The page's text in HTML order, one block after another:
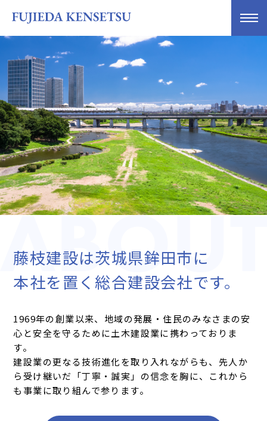
藤枝建設は茨城県鉾⽥市に
本社を置く総合建設会社です。
1969年の創業以来、地域の発展・住民のみなさまの安
心と安全を守るために土木建設業に携わっておりま
す。
建設業の更なる技術進化を取り入れながらも、先人か
ら受け継いだ「丁寧・誠実」の信念を胸に、これから
も事業に取り組んで参ります。
HOME